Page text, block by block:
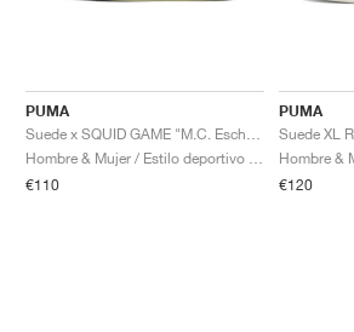
PUMA
€110
PUMA
€120